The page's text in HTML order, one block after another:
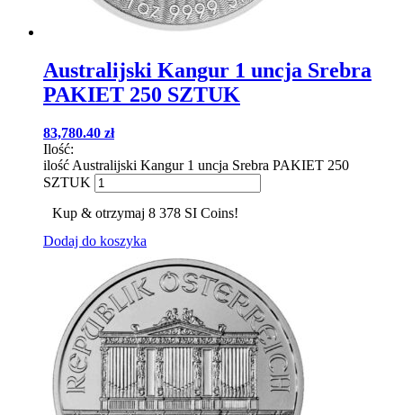
Australijski Kangur 1 uncja Srebra
PAKIET 250 SZTUK
83,780.40 zł
Ilość:
ilość Australijski Kangur 1 uncja Srebra PAKIET 250
SZTUK
Kup & otrzymaj 8 378 SI Coins!
Dodaj do koszyka